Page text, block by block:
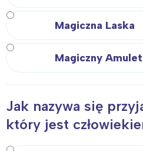
Magiczna Laska
Magiczny Amulet
Jak nazywa się
który jest